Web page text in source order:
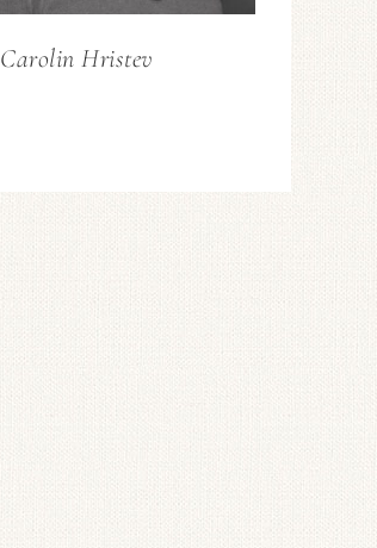
Carolin Hristev